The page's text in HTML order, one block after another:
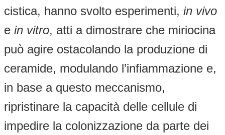
cistica, hanno svolto esperimenti, in vivo
e in vitro, atti a dimostrare che miriocina
può agire ostacolando la produzione di
ceramide, modulando l’infiammazione e,
in base a questo meccanismo,
ripristinare la capacità delle cellule di
impedire la colonizzazione da parte dei